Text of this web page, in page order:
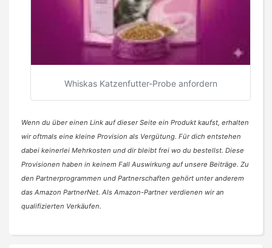
Whiskas Katzenfutter-Probe anfordern
Wenn du über einen Link auf dieser Seite ein Produkt kaufst, erhalten
wir oftmals eine kleine Provision als Vergütung. Für dich entstehen
dabei keinerlei Mehrkosten und dir bleibt frei wo du bestellst. Diese
Provisionen haben in keinem Fall Auswirkung auf unsere Beiträge. Zu
den Partnerprogrammen und Partnerschaften gehört unter anderem
das Amazon PartnerNet. Als Amazon-Partner verdienen wir an
qualifizierten Verkäufen.